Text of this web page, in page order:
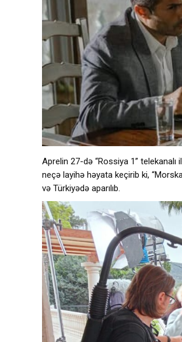
Aprelin 27-də “Rossiya 1” telekanalı
neçə layihə həyata keçirib ki,
və Türkiyədə aparılıb.